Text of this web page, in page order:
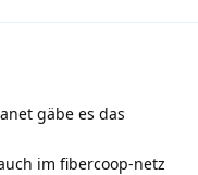
gäbe es das
im fibercoop-netz